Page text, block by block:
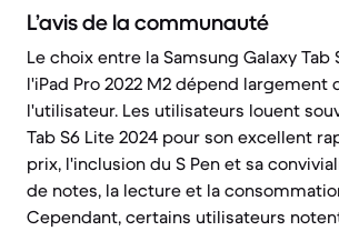
L’avis de la communauté
Le choix entre la Samsung Galaxy Tab
l'iPad Pro 2022 M2 dépend largement
l'utilisateur. Les utilisateurs louent
Tab S6 Lite 2024 pour son excellent
prix, l'inclusion du S Pen et sa
de notes, la lecture et la
Cependant, certains utilisateurs